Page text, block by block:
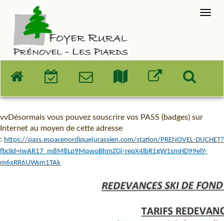
vvDésormais vous pouvez souscrire vos PASS (badges) sur
Internet au moyen de cette adresse
: https://pass.espacenordiquejurassien.com/station/PRENOVEL-DUCHET?
fbclid=IwAR17_m8M8Lp9MqwoBhmZGj-repX4lbR1gW1smHD99elY-
m6xRR6UWsm1TAk